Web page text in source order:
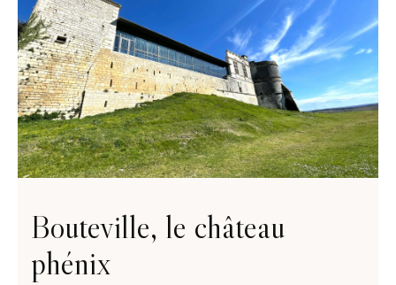
Bouteville, le château
phénix